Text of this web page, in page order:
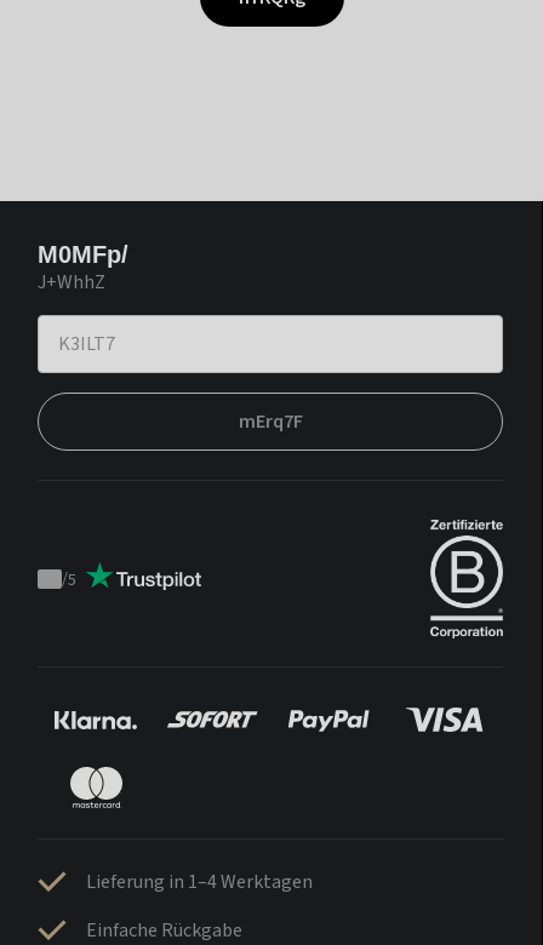
M0MFp/
J+WhhZ
mErq7F
Trustpilot
/5
Lieferung in 1–4 Werktagen
Einfache Rückgabe